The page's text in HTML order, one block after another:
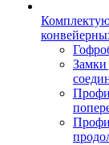
Замки